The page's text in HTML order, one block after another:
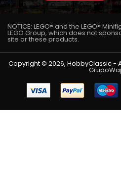
NOTICE: LEGO® and the LEGO®
LEGO Group, which does not
site or these products.
Copyright © 2026, HobbyClassic -